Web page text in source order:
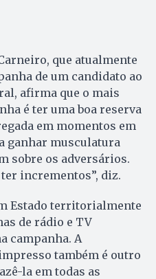
que atualmente
de um candidato ao
afirma que o mais
é ter uma boa reserva
em momentos em
ganhar musculatura
sobre os adversários.
incrementos”, diz.
Estado territorialmente
de rádio e TV
campanha. A
também é outro
la em todas as